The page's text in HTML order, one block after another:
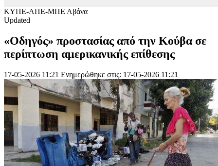
ΚΥΠΕ-ΑΠΕ-ΜΠΕ Αβάνα
Updated
«Οδηγός» προστασίας από την Κούβα σε
περίπτωση αμερικανικής επίθεσης
17-05-2026 11:21 Ενημερώθηκε στις: 17-05-2026 11:21